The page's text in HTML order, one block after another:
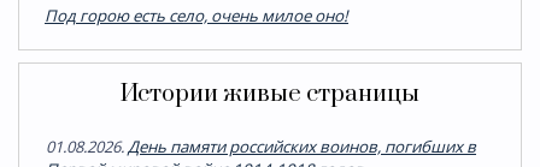
Под горою есть село, очень милое оно!
Истории живые страницы
01.08.2026.День памяти российских воинов, погибших в